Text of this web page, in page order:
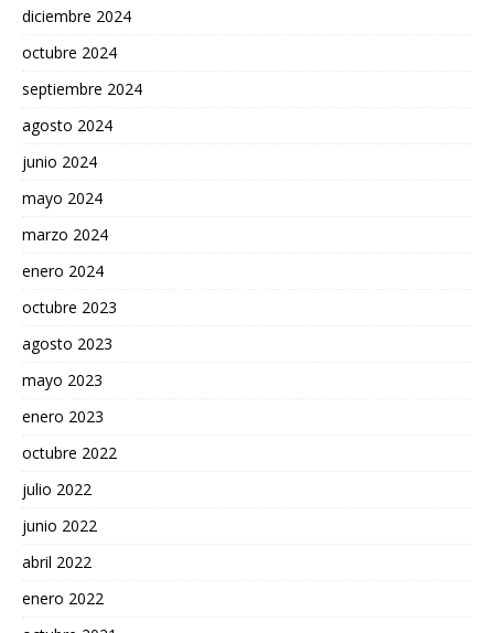
diciembre 2024
octubre 2024
septiembre 2024
agosto 2024
junio 2024
mayo 2024
marzo 2024
enero 2024
octubre 2023
agosto 2023
mayo 2023
enero 2023
octubre 2022
julio 2022
junio 2022
abril 2022
enero 2022